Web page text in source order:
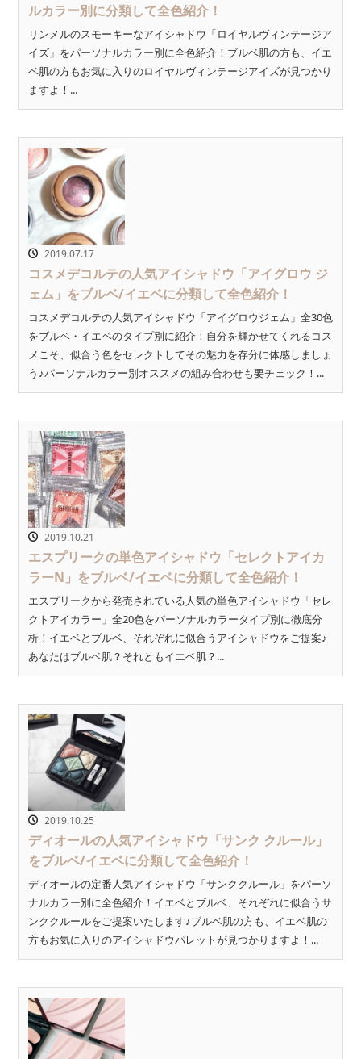
ルカラー別に分類して全色紹介！
リンメルのスモーキーなアイシャドウ「ロイヤルヴィンテージア
イズ」をパーソナルカラー別に全色紹介！ブルベ肌の方も、イエ
ベ肌の方もお気に入りのロイヤルヴィンテージアイズが見つかり
ますよ！...
2019.07.17
コスメデコルテの人気アイシャドウ「アイグロウ ジ
ェム」をブルベ/イエベに分類して全色紹介！
コスメデコルテの人気アイシャドウ「アイグロウジェム」全30色
をブルベ・イエベのタイプ別に紹介！自分を輝かせてくれるコス
メこそ、似合う色をセレクトしてその魅力を存分に体感しましょ
う♪パーソナルカラー別オススメの組み合わせも要チェック！...
2019.10.21
エスプリークの単色アイシャドウ「セレクトアイカ
ラーN」をブルベ/イエベに分類して全色紹介！
エスプリークから発売されている人気の単色アイシャドウ「セレ
クトアイカラー」全20色をパーソナルカラータイプ別に徹底分
析！イエベとブルベ、それぞれに似合うアイシャドウをご提案♪
あなたはブルベ肌？それともイエベ肌？...
2019.10.25
ディオールの人気アイシャドウ「サンク クルール」
をブルベ/イエベに分類して全色紹介！
ディオールの定番人気アイシャドウ「サンククルール」をパーソ
ナルカラー別に全色紹介！イエベとブルベ、それぞれに似合うサ
ンククルールをご提案いたします♪ブルベ肌の方も、イエベ肌の
方もお気に入りのアイシャドウパレットが見つかりますよ！...